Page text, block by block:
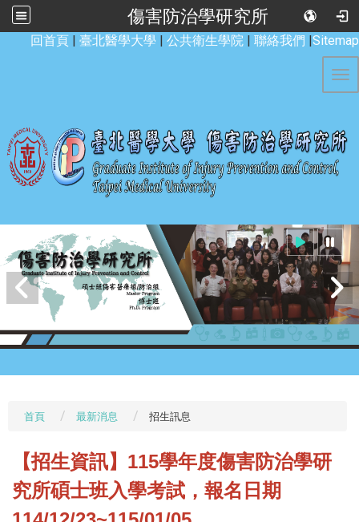
傷害防治學研究所
回首頁 | 臺北醫學大學 | 公共衛生學院 | 聯絡我們 |Sitemap
首頁 最新消息 招生訊息
【招生資訊】115學年度傷害防治學研
究所碩士班入學考試，報名日期